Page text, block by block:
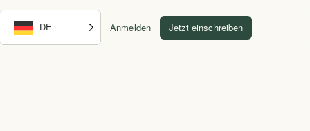
DE Anmelden Jetzt einschreiben